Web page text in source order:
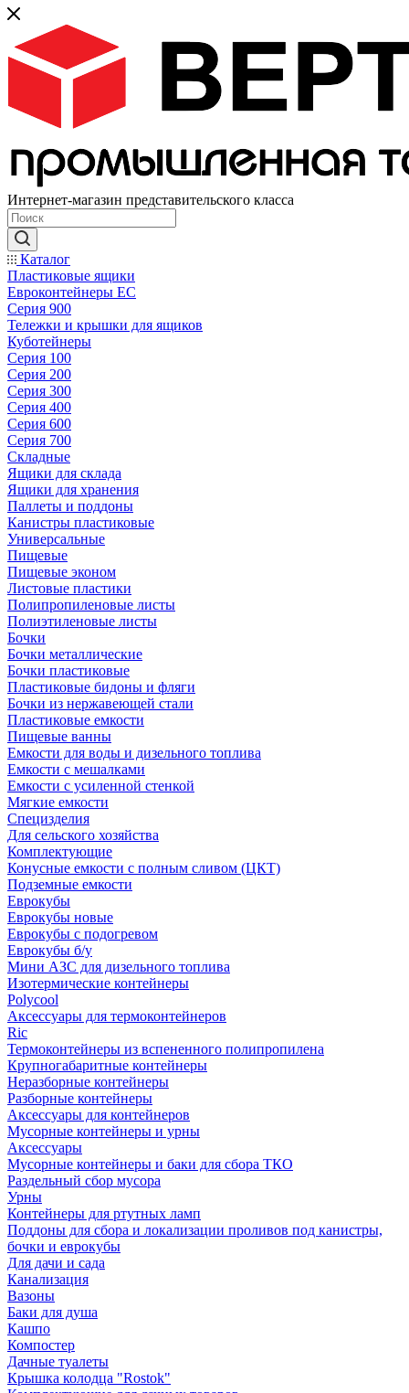
Интернет-магазин представительского класса
Каталог
Пластиковые ящики
Евроконтейнеры ЕС
Серия 900
Тележки и крышки для ящиков
Куботейнеры
Серия 100
Серия 200
Серия 300
Серия 400
Серия 600
Серия 700
Складные
Ящики для склада
Ящики для хранения
Паллеты и поддоны
Канистры пластиковые
Универсальные
Пищевые
Пищевые эконом
Листовые пластики
Полипропиленовые листы
Полиэтиленовые листы
Бочки
Бочки металлические
Бочки пластиковые
Пластиковые бидоны и фляги
Бочки из нержавеющей стали
Пластиковые емкости
Пищевые ванны
Емкости для воды и дизельного топлива
Емкости с мешалками
Емкости с усиленной стенкой
Мягкие емкости
Специзделия
Для сельского хозяйства
Комплектующие
Конусные емкости с полным сливом (ЦКТ)
Подземные емкости
Еврокубы
Еврокубы новые
Еврокубы с подогревом
Еврокубы б/у
Мини АЗС для дизельного топлива
Изотермические контейнеры
Polycool
Аксессуары для термоконтейнеров
Ric
Термоконтейнеры из вспененного полипропилена
Крупногабаритные контейнеры
Неразборные контейнеры
Разборные контейнеры
Аксессуары для контейнеров
Мусорные контейнеры и урны
Аксессуары
Мусорные контейнеры и баки для сбора ТКО
Раздельный сбор мусора
Урны
Контейнеры для ртутных ламп
Поддоны для сбора и локализации проливов под канистры,
бочки и еврокубы
Для дачи и сада
Канализация
Вазоны
Баки для душа
Кашпо
Компостер
Дачные туалеты
Крышка колодца "Rostok"